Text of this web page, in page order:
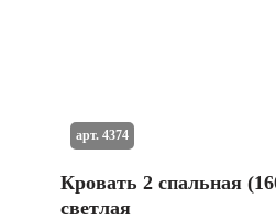
Кровать 2 спальная
светлая
арт. 4374